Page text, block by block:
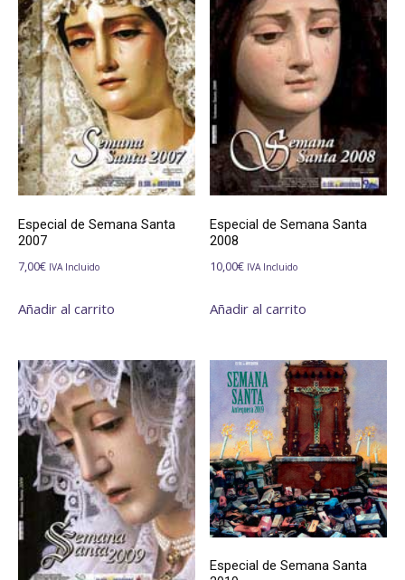
Especial de Semana Santa
2007
7,00€ IVA Incluido
Añadir al carrito
Especial de Semana Santa
2008
10,00€ IVA Incluido
Añadir al carrito
Especial de Semana Santa